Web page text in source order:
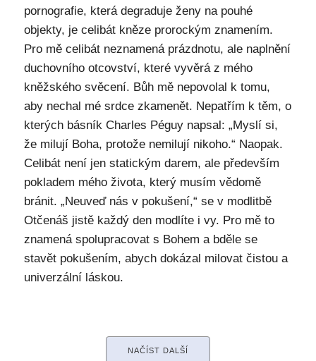
pornografie, která degraduje ženy na pouhé
objekty, je celibát kněze prorockým znamením.
Pro mě celibát neznamená prázdnotu, ale naplnění
duchovního otcovství, které vyvěrá z mého
kněžského svěcení. Bůh mě nepovolal k tomu,
aby nechal mé srdce zkamenět. Nepatřím k těm, o
kterých básník Charles Péguy napsal: „Myslí si,
že milují Boha, protože nemilují nikoho.“ Naopak.
Celibát není jen statickým darem, ale především
pokladem mého života, který musím vědomě
bránit. „Neuveď nás v pokušení,“ se v modlitbě
Otčenáš jistě každý den modlíte i vy. Pro mě to
znamená spolupracovat s Bohem a bděle se
stavět pokušením, abych dokázal milovat čistou a
univerzální láskou.
NAČÍST DALŠÍ